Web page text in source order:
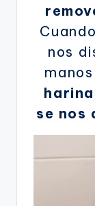
nos
harina
se nos